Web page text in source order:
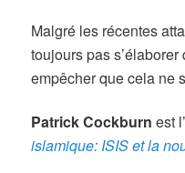
Malgré les récentes
toujours pas
empêcher que cela ne
Patrick Cockburn est
islamique: ISIS et la